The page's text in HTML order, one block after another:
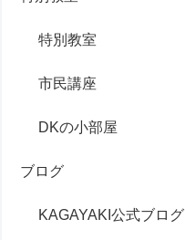
特別教室
市民講座
DKの小部屋
ブログ
KAGAYAKI公式ブログ